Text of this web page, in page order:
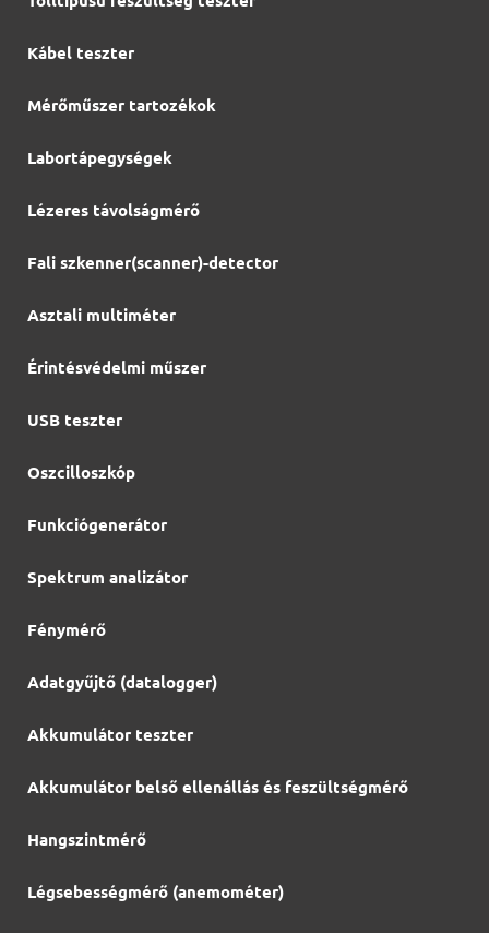
Kábel teszter
Mérőműszer tartozékok
Labortápegységek
Lézeres távolságmérő
Fali szkenner(scanner)-detector
Asztali multiméter
Érintésvédelmi műszer
USB teszter
Oszcilloszkóp
Funkciógenerátor
Spektrum analizátor
Fénymérő
Adatgyűjtő (datalogger)
Akkumulátor teszter
Akkumulátor belső ellenállás és feszültségmérő
Hangszintmérő
Légsebességmérő (anemométer)